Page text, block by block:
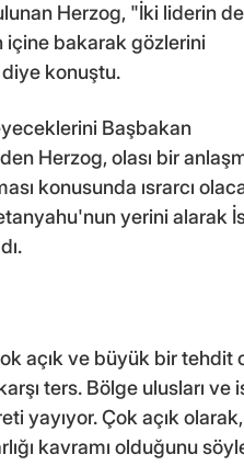
Herzog, "İki liderin
içine bakarak gözlerini
diye konuştu.
Başbakan
Herzog, olası bir
konusunda ısrarcı
yerini alarak
açık ve büyük bir tehdit
ters. Bölge ulusları ve
yayıyor. Çok açık
kavramı olduğunu